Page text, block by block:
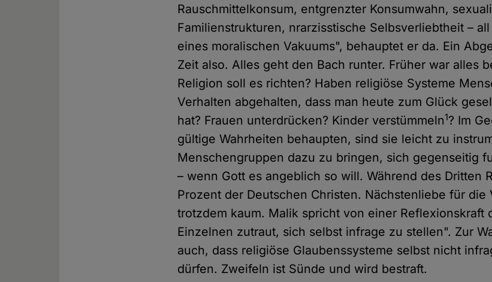
Rauschmittelkonsum, entgrenzter Konsumwahn,
Familienstrukturen, nrarzisstische Selbsverliebtheit –
eines moralischen Vakuums", behauptet er da. Ein
Zeit also. Alles geht den Bach runter. Früher war alles
Religion soll es richten? Haben religiöse Systeme
Verhalten abgehalten, dass man heute zum Glück
hat? Frauen unterdrücken? Kinder verstümmeln1? Im
gültige Wahrheiten behaupten, sind sie leicht zu
Menschengruppen dazu zu bringen, sich gegenseitig
– wenn Gott es angeblich so will. Während des Dritten
Prozent der Deutschen Christen. Nächstenliebe für die
trotzdem kaum. Malik spricht von einer Reflexionskraft
Einzelnen zutraut, sich selbst infrage zu stellen". Zur
auch, dass religiöse Glaubenssysteme selbst nicht
dürfen. Zweifeln ist Sünde und wird bestraft.